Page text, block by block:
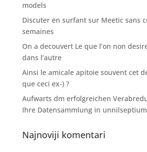
models
Discuter en surfant sur Meetic sans
semaines
On a decouvert Le que l’on non
dans l’autre
Ainsi le amicale apitoie souvent cet
que ceci ex-) ?
Aufwarts dm erfolgreichen
Ihre Datensammlung in
Najnoviji komentari